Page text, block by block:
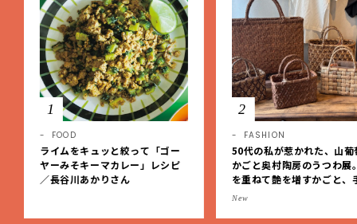
1
FOOD
ライムをキュッと絞って「ゴー
ヤーみそキーマカレー」レシピ
／長谷川あかりさん
2
FASHION
50代の私が惹かれた、山葡
かごと奥村陶房のうつわ展
を重ねて艶を増すかごと、
事の美しさに出会いました
New